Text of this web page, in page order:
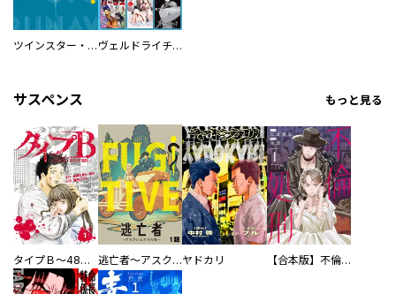
ツインスター・サイクロン・ランナウェイ ヴェルドライチオシ聖典パック 『転スラ』ミニ画集付き シリウス人気作３選
サスペンス もっと見る
タイプＢ～48時間後、致死率100％～【単話】 逃亡者～アスクレピオスの杖～ヤドカリ 【合本版】不倫処刑